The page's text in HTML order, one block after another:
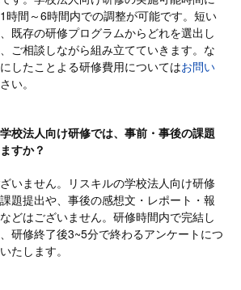
時間～6時間内での調整が可能です。短い
既存の研修プログラムからどれを選出し
ご相談しながら組み立てていきます。な
したことよる研修費用についてはお問い
い。
校法人向け研修では、事前・事後の課題
すか？
いません。リスキルの学校法人向け研修
題提出や、事後の感想文・レポート・報
どはございません。研修時間内で完結し
研修終了後3~5分で終わるアンケートにつ
たします。